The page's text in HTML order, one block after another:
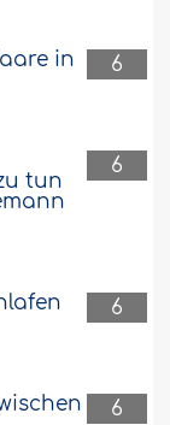
6
in
6
tun
6
6